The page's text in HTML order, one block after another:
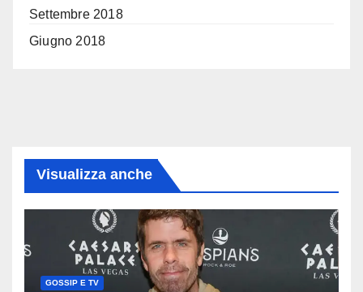
Settembre 2018
Giugno 2018
Visualizza anche
GOSSIP E TV